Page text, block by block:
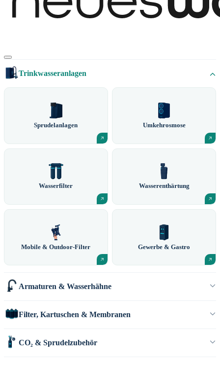
Trinkwasseranlagen
Sprudelanlagen Umkehrosmose
Wasserfilter Wasserenthärtung
Mobile & Outdoor-Filter Gewerbe & Gastro
Armaturen & Wasserhähne
Filter, Kartuschen & Membranen
CO₂ & Sprudelzubehör